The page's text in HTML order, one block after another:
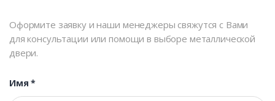
Оформите заявку и наши менеджеры свяжутся с Вами
для консультации или помощи в выборе металлической
двери.
Имя*